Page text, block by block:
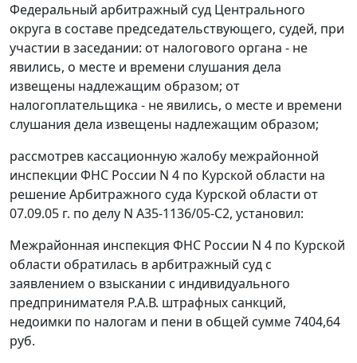
Федеральный арбитражный суд Центрального
округа в составе председательствующего, судей, при
участии в заседании: от налогового органа - не
явились, о месте и времени слушания дела
извещены надлежащим образом; от
налогоплательщика - не явились, о месте и времени
слушания дела извещены надлежащим образом;
рассмотрев кассационную жалобу межрайонной
инспекции ФНС России N 4 по Курской области на
решение Арбитражного суда Курской области от
07.09.05 г. по делу N А35-1136/05-С2, установил:
Межрайонная инспекция ФНС России N 4 по Курской
области обратилась в арбитражный суд с
заявлением о взыскании с индивидуального
предпринимателя Р.А.В. штрафных санкций,
недоимки по налогам и пени в общей сумме 7404,64
руб.